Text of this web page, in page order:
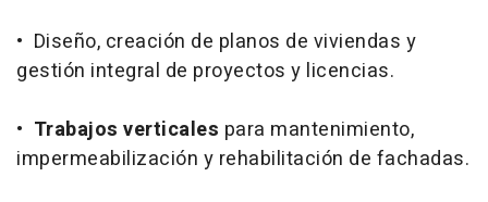
• Diseño, creación de planos de viviendas y
gestión integral de proyectos y licencias.
• Trabajos verticales para mantenimiento,
impermeabilización y rehabilitación de fachadas.